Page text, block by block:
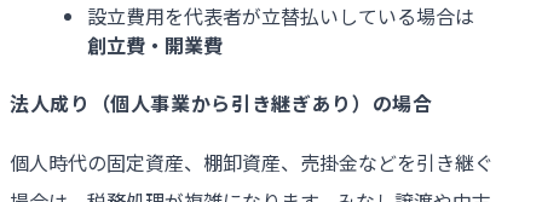
設立費用を代表者が立替払いしている場合は
創立費・開業費
法人成り（個人事業から引き継ぎあり）の場合
個人時代の固定資産、棚卸資産、売掛金などを引き継ぐ